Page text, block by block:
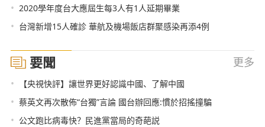
• 2020學年度台大應屆生每3人有1人延期畢業
• 台灣新增15人確診 華航及機場飯店群聚感染再添4例
要聞 更多
• 【央視快評】讓世界更好認識中國、了解中國
• 蔡英文再次散佈“台獨”言論 國台辦回應:慣於招搖撞騙
• 公文跑比病毒快？民進黨當局的奇葩説